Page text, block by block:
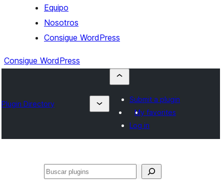
Equipo
Nosotros
Consigue WordPress
Consigue WordPress
Plugin Directory
Submit a plugin
My favorites
Log in
Buscar